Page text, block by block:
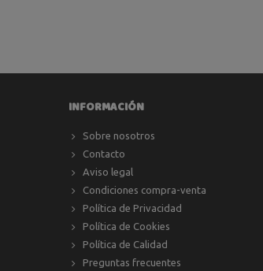
INFORMACIÓN
Sobre nosotros
Contacto
Aviso legal
Condiciones compra-venta
Política de Privacidad
Política de Cookies
Política de Calidad
Preguntas frecuentes